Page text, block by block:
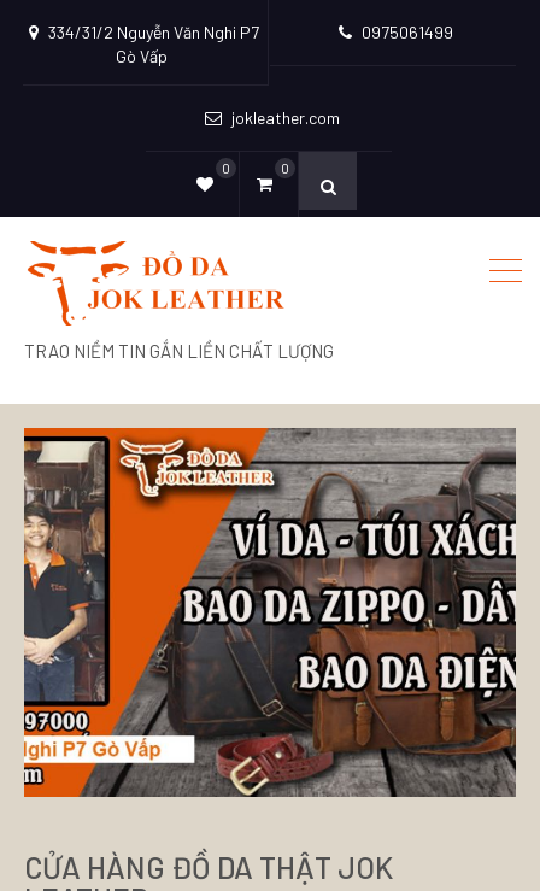
334/31/2 Nguyễn Văn Nghi P7
Gò Vấp
0975061499
jokleather.com
0 0
TRAO NIỀM TIN GẮN LIỀN CHẤT LƯỢNG
CỬA HÀNG ĐỒ DA THẬT JOK